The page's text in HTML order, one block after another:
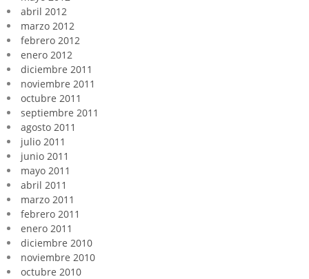
abril 2012
marzo 2012
febrero 2012
enero 2012
diciembre 2011
noviembre 2011
octubre 2011
septiembre 2011
agosto 2011
julio 2011
junio 2011
mayo 2011
abril 2011
marzo 2011
febrero 2011
enero 2011
diciembre 2010
noviembre 2010
octubre 2010